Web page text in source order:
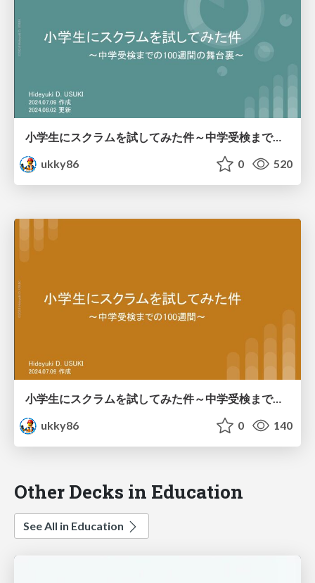
小学生にスクラムを試してみた件～中学受検までの100週間の舞台裏～
ukky86
0 520
小学生にスクラムを試してみた件～中学受検までの100週間～
ukky86
0 140
Other Decks in Education
See All in Education